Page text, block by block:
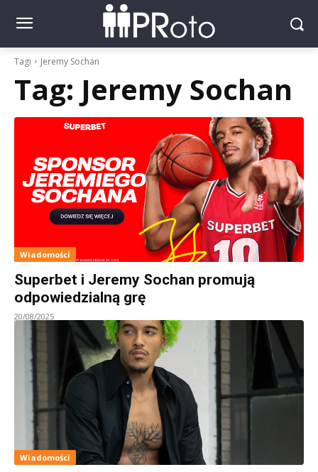
Tagi Jeremy Sochan
Tag: Jeremy Sochan
Wiadomości
Superbet i Jeremy Sochan promują
odpowiedzialną grę
20/08/2025
Wiadomości